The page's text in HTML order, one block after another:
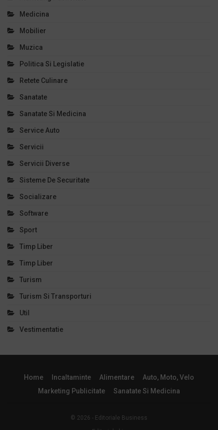
Medicina
Mobilier
Muzica
Politica Si Legislatie
Retete Culinare
Sanatate
Sanatate Si Medicina
Service Auto
Servicii
Servicii Diverse
Sisteme De Securitate
Socializare
Software
Sport
Timp Liber
Timp Liber
Turism
Turism Si Transporturi
Util
Vestimentatie
Home Incaltaminte Alimentare
Auto, Moto, Velo
Marketing Publicitate
Sanatate Si Medicina
© 2026 - Editoriale Business